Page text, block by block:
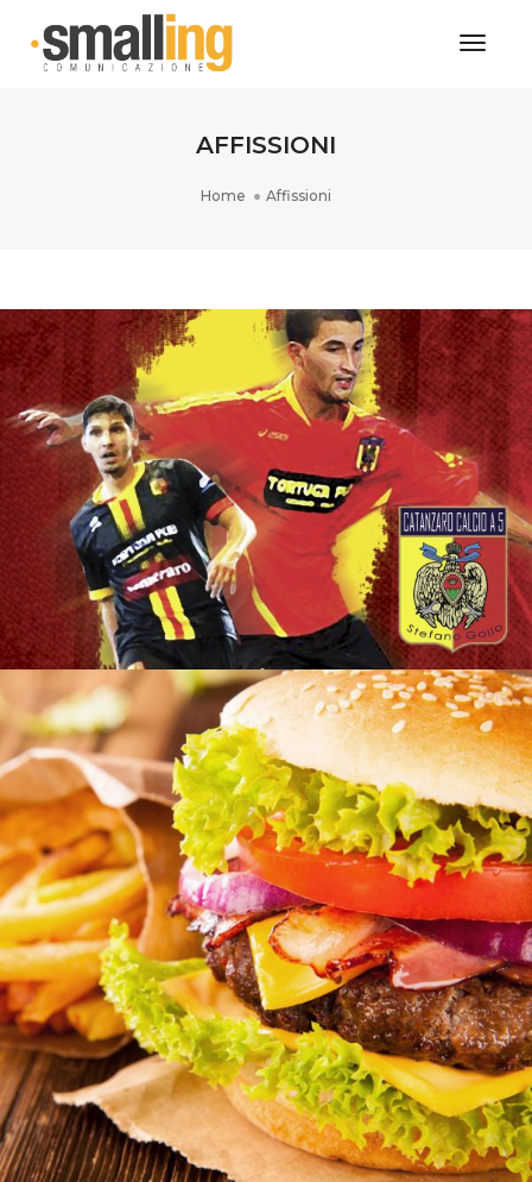
AFFISSIONI
Home Affissioni
CATANZARO CALCIO A 5
CHUBBY’S